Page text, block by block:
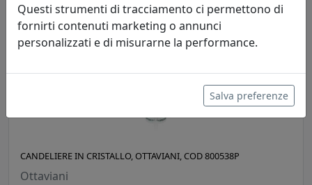
CANDELIERE IN CRISTALLO, OTTAVIANI, COD 800538P
Ottaviani
Questi strumenti di tracciamento ci permettono di
fornirti contenuti marketing o annunci
personalizzati e di misurarne la performance.
Salva preferenze